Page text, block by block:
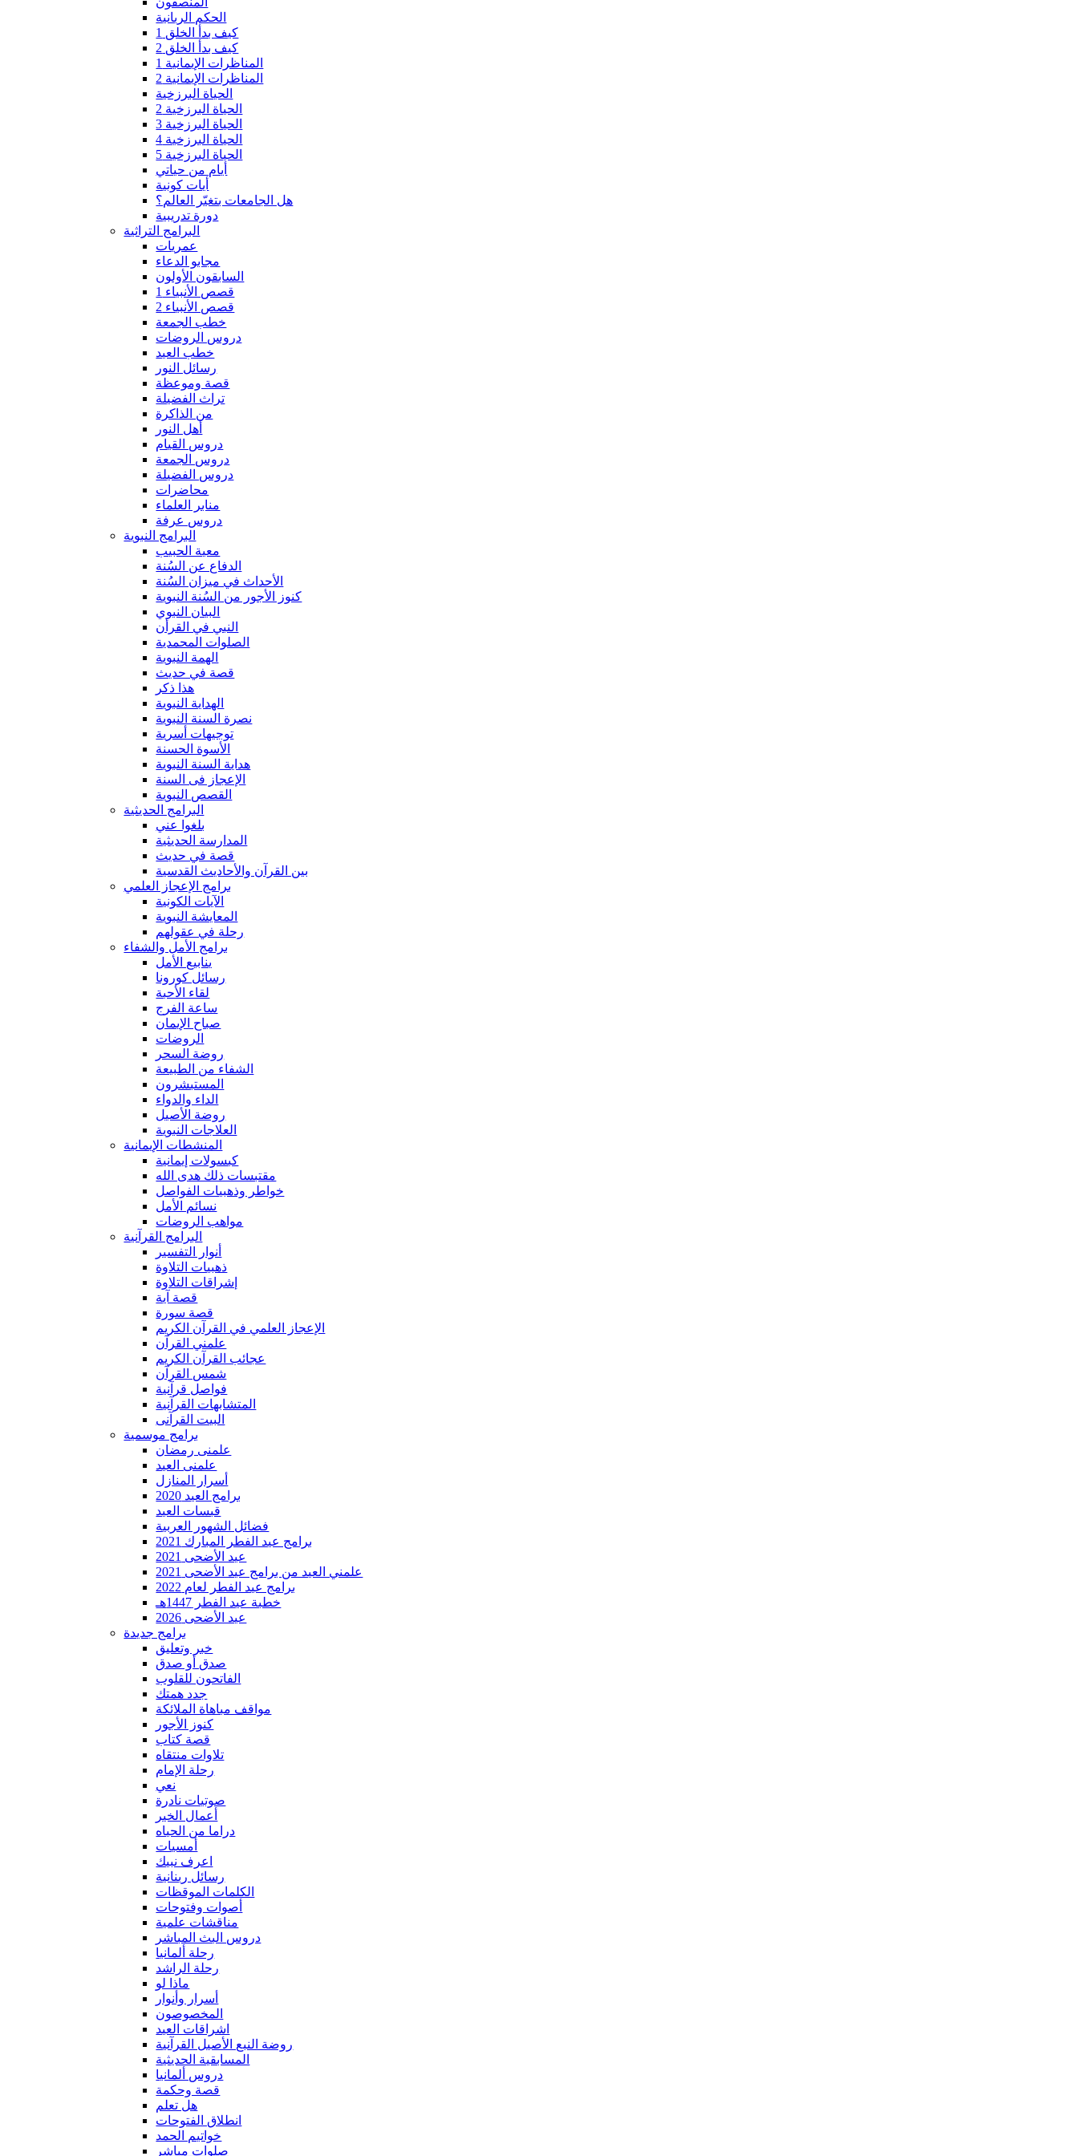
الحكم الربانية
كيف بدأ الخلق 1
كيف بدأ الخلق 2
المناظرات الإيمانية 1
المناظرات الإيمانية 2
الحياة البرزخية
الحياة البرزخية 2
الحياة البرزخية 3
الحياة البرزخية 4
الحياة البرزخية 5
أيام من حياتي
أيات كونية
هل الجامعات بتغيّر العالم؟
دورة تدريبية
البرامج التراثية
عمريات
مجابو الدعاء
السابقون الأولون
قصص الأنبياء 1
قصص الأنبياء 2
خطب الجمعة
دروس الروضات
خطب العيد
رسائل النور
قصة وموعظة
تراث الفضيلة
من الذاكرة
أهل النور
دروس القيام
دروس الجمعة
دروس الفضيلة
محاضرات
منابر العلماء
دروس عرفة
البرامج النبوية
معية الحبيب
الدفاع عن السُنة
الأحداث في ميزان السُنة
كنوز الأجور من السُنة النبوية
البيان النبوي
النبي في القرأن
الصلوات المحمدية
الهمة النبوية
قصة في حديث
هذا ذكر
الهداية النبوية
نصرة السنة النبوية
توجيهات أسرية
الأسوة الحسنة
هداية السنة النبوية
الإعجاز فى السنة
القصص النبوية
البرامج الحديثية
بلغوا عني
المدارسة الحديثية
قصة في حديث
بين القرآن والأحاديث القدسية
برامج الإعجاز العلمي
الآيات الكونية
المعايشة النبوية
رحلة في عقولهم
برامج الأمل والشفاء
ينابيع الأمل
رسائل كورونا
لقاء الأحبة
ساعة الفرج
صباح الإيمان
الروضات
روضة السحر
الشفاء من الطبيعة
المستبشرون
الداء والدواء
روضة الأصيل
العلاجات النبوية
المنشطات الإيمانية
كبسولات إيمانية
مقتبسات ذلك هدى الله
خواطر وذهبيات الفواصل
نسائم الأمل
مواهب الروضات
البرامج القرآنية
أنوار التفسير
ذهبيات التلاوة
إشراقات التلاوة
قصة آية
قصة سورة
الإعجاز العلمي في القرآن الكريم
علمني القرآن
عجائب القرآن الكريم
شمس القرآن
فواصل قرآنية
المتشابهات القرآنية
البيت القرآنى
برامج موسمية
علمنى رمضان
علمنى العيد
أسرار المنازل
برامج العيد 2020
قبسات العيد
فضائل الشهور العربية
برامج عيد الفطر المبارك 2021
عيد الأضحى 2021
علمني العيد من برامج عيد الأضحى 2021
برامج عيد الفطر لعام 2022
خطبة عيد الفطر 1447هـ
عيد الأضحى 2026
برامج جديدة
خبر وتعليق
صدق أو صدق
الفاتحون للقلوب
جدد همتك
مواقف مباهاة الملائكة
كنوز الأجور
قصة كتاب
تلاوات منتقاه
رحلة الإمام
نعي
صوتيات نادرة
أعمال الخير
دراما من الحياه
أمسيات
اعرف نبيك
رسائل ربنانية
الكلمات الموقظات
أصوات وفتوحات
مناقشات علمية
دروس البث المباشر
رحلة ألمانيا
رحلة الراشد
ماذا لو
أسرار وأنوار
المخصوصون
اشراقات العيد
روضة النبع الأصيل القرآنية
المسابقية الحديثية
دروس ألمانيا
قصة وحكمة
هل تعلم
انطلاق الفتوحات
خواتيم الحمد
صلوات مباشر